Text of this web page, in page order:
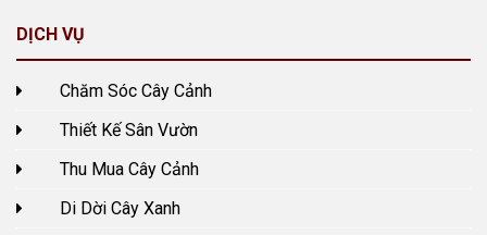
DỊCH VỤ
Chăm Sóc Cây Cảnh
Thiết Kế Sân Vườn
Thu Mua Cây Cảnh
Di Dời Cây Xanh